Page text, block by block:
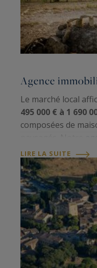
Agence
Le marché local
495 000 € à 1 690
composées de
expertise au
grâce à une
LIRE LA SUITE